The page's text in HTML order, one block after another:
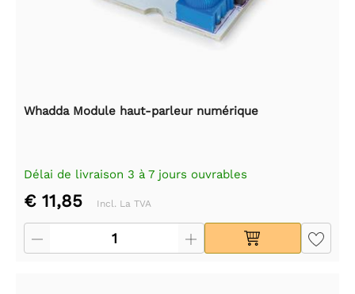
Whadda Module haut-parleur numérique
Délai de livraison 3 à 7 jours ouvrables
€ 11,85 Incl. La TVA